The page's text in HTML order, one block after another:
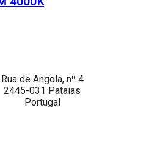
Rua de Angola, nº 4
2445-031 Pataias
Portugal